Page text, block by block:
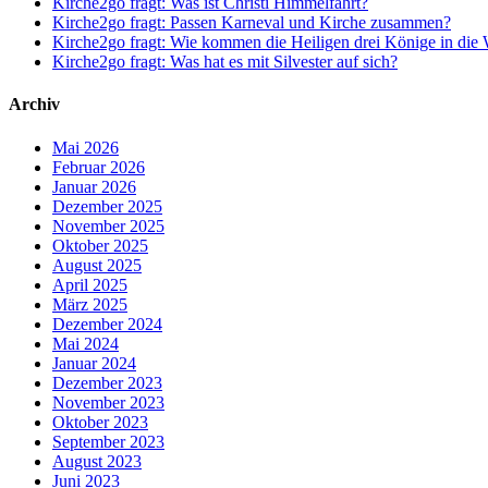
Kirche2go fragt: Passen Karneval und Kirche zusammen?
Kirche2go fragt: Wie kommen die Heiligen drei Könige in die
Kirche2go fragt: Was hat es mit Silvester auf sich?
Archiv
Mai 2026
Februar 2026
Januar 2026
Dezember 2025
November 2025
Oktober 2025
August 2025
April 2025
März 2025
Dezember 2024
Mai 2024
Januar 2024
Dezember 2023
November 2023
Oktober 2023
September 2023
August 2023
Juni 2023